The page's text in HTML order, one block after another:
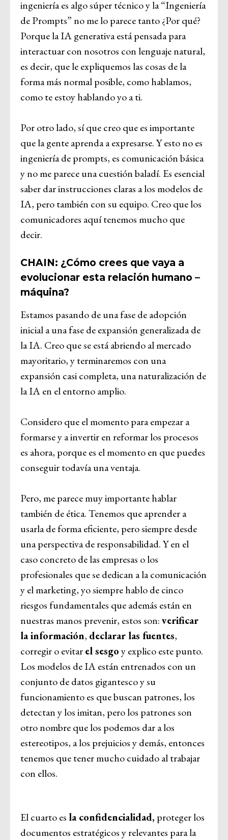
ingeniería es algo súper técnico y la “Ingeniería
de Prompts” no me lo parece tanto ¿Por qué?
Porque la IA generativa está pensada para
interactuar con nosotros con lenguaje natural,
es decir, que le expliquemos las cosas de la
forma más normal posible, como hablamos,
como te estoy hablando yo a ti.
Por otro lado, sí que creo que es importante
que la gente aprenda a expresarse. Y esto no es
ingeniería de prompts, es comunicación básica
y no me parece una cuestión baladí. Es esencial
saber dar instrucciones claras a los modelos de
IA, pero también con su equipo. Creo que los
comunicadores aquí tenemos mucho que
decir.
CHAIN: ¿Cómo crees que vaya a
evolucionar esta relación humano –
máquina?
Estamos pasando de una fase de adopción
inicial a una fase de expansión generalizada de
la IA. Creo que se está abriendo al mercado
mayoritario, y terminaremos con una
expansión casi completa, una naturalización de
la IA en el entorno amplio.
Considero que el momento para empezar a
formarse y a invertir en reformar los procesos
es ahora, porque es el momento en que puedes
conseguir todavía una ventaja.
Pero, me parece muy importante hablar
también de ética. Tenemos que aprender a
usarla de forma eficiente, pero siempre desde
una perspectiva de responsabilidad. Y en el
caso concreto de las empresas o los
profesionales que se dedican a la comunicación
y el marketing, yo siempre hablo de cinco
riesgos fundamentales que además están en
nuestras manos prevenir, estos son:verificar
la información, declarar las fuentes,
corregir o evitarel sesgoy explico este punto.
Los modelos de IA están entrenados con un
conjunto de datos gigantesco y su
funcionamiento es que buscan patrones, los
detectan y los imitan, pero los patrones son
otro nombre que los podemos dar a los
estereotipos, a los prejuicios y demás, entonces
tenemos que tener mucho cuidado al trabajar
con ellos.
El cuarto es la confidencialidad, proteger los
documentos estratégicos y relevantes para la